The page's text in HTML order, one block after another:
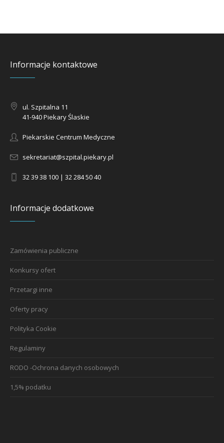
Informacje kontaktowe
ul. Szpitalna 11
41-940 Piekary Ślaskie
Piekarskie Centrum Medyczne
sekretariat@szpital.piekary.pl
32 39 38 100 | 32 284 50 40
Informacje dodatkowe
Zamówienia publiczne
Konkursy ofert
Przetargi inne
Oferty pracy
Polityka Cookie
Regulaminy
RODO -Ochrona danych osobowych
1,5% podatku